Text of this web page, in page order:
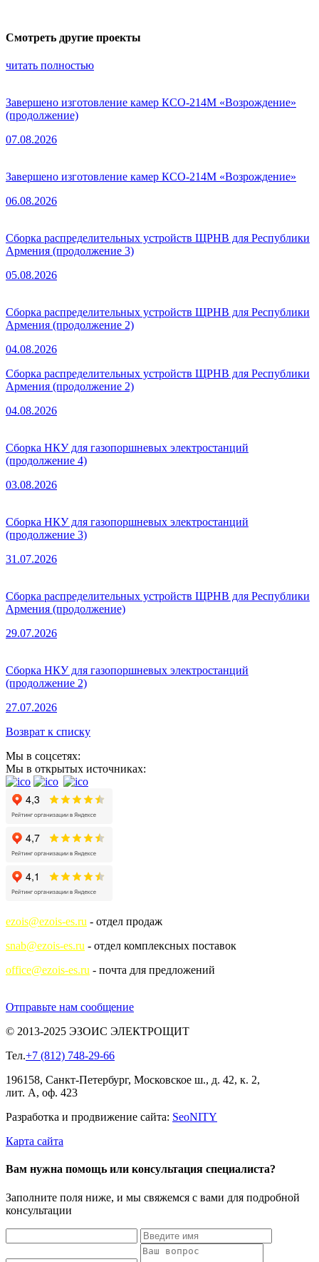
Смотреть другие проекты
читать полностью
Завершено изготовление камер КСО-214М «Возрождение»
(продолжение)
07.08.2026
Завершено изготовление камер КСО-214М «Возрождение»
06.08.2026
Сборка распределительных устройств ЩРНВ для Республики
Армения (продолжение 3)
05.08.2026
Сборка распределительных устройств ЩРНВ для Республики
Армения (продолжение 2)
04.08.2026
Сборка распределительных устройств ЩРНВ для Республики
Армения (продолжение 2)
04.08.2026
Сборка НКУ для газопоршневых электростанций
(продолжение 4)
03.08.2026
Сборка НКУ для газопоршневых электростанций
(продолжение 3)
31.07.2026
Сборка распределительных устройств ЩРНВ для Республики
Армения (продолжение)
29.07.2026
Сборка НКУ для газопоршневых электростанций
(продолжение 2)
27.07.2026
Возврат к списку
Мы в соцсетях:
Мы в открытых источниках:
ezois@ezois-es.ru - отдел продаж
snab@ezois-es.ru - отдел комплексных поставок
office@ezois-es.ru - почта для предложений
Отправьте нам сообщение
© 2013-2025 ЭЗОИС ЭЛЕКТРОЩИТ
Тел.+7 (812) 748-29-66
196158, Санкт-Петербург, Московское ш., д. 42, к. 2,
лит. А, оф. 423
Разработка и продвижение сайта: SeoNITY
Карта сайта
Вам нужна помощь или консультация специалиста?
Заполните поля ниже, и мы свяжемся с вами для подробной
консультации